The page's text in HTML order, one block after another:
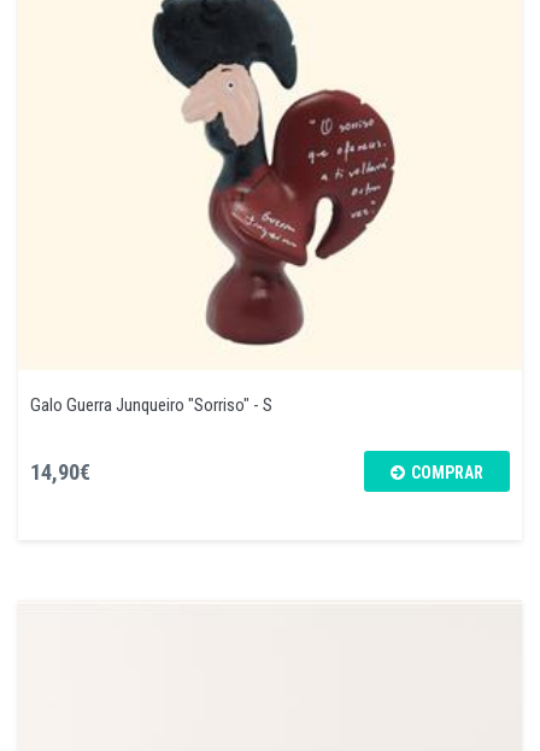
Galo Guerra Junqueiro "Sorriso" - S
14,90€ COMPRAR